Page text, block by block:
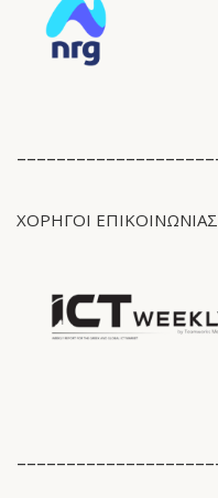
ΧΟΡΗΓΟΙ ΕΠΙΚΟΙΝΩΝΙΑΣ